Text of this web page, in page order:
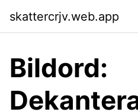
skattercrjv.web.app
Bildord: